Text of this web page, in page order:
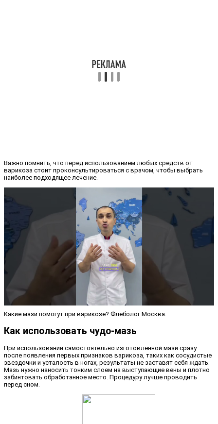
Важно помнить, что перед использованием любых средств от
варикоза стоит проконсультироваться с врачом, чтобы выбрать
наиболее подходящее лечение.
Какие мази помогут при варикозе? Флеболог Москва.
Как использовать чудо-мазь
При использовании самостоятельно изготовленной мази сразу
после появления первых признаков варикоза, таких как сосудистые
звездочки и усталость в ногах, результаты не заставят себя ждать.
Мазь нужно наносить тонким слоем на выступающие вены и плотно
забинтовать обработанное место. Процедуру лучше проводить
перед сном.